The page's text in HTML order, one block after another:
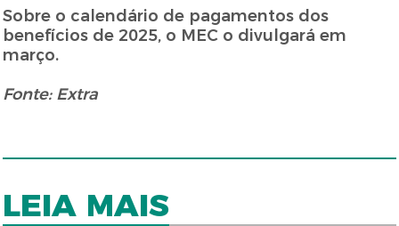
Sobre o calendário de pagamentos dos
benefícios de 2025, o MEC o divulgará em
março.
Fonte: Extra
LEIA MAIS